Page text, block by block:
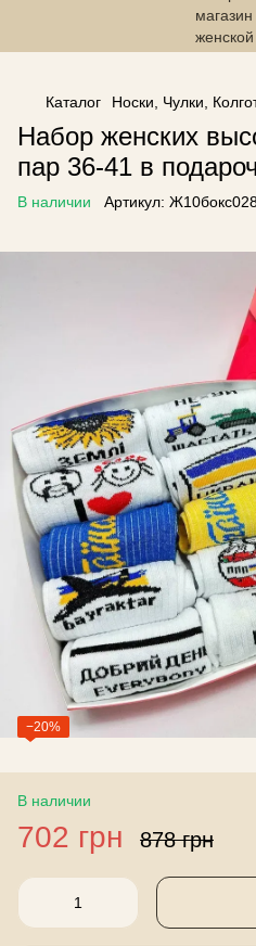
------------------------------------------------
Каталог Носки, Чулки,
Набор женских
пар 36-41 в
В наличии Артикул:
−20%
В наличии
702 грн 878 грн